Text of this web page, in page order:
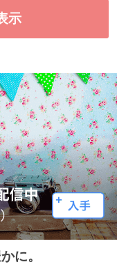
示
に。